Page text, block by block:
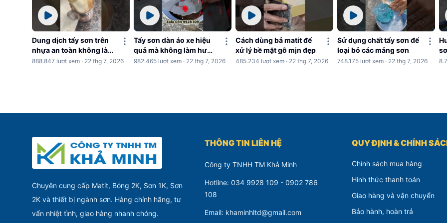
Dung dịch tẩy sơn trên
nhựa an toàn không làm
hư nhựa
888.847 lượt xem · 22 thg 7, 2026
Tẩy sơn dàn áo xe hiệu
quả mà không làm hư
nhựa
982.465 lượt xem · 22 thg 7, 2026
Cách dùng bả matit để
xử lý bề mặt gỗ mịn đẹp
485.234 lượt xem · 22 thg 7, 2026
Sử dụng chất tẩy sơn để
loại bỏ các mảng sơn
748.175 lượt xem · 22 thg 7, 2026
Chuyên cung cấp Matit, Bóng 2K, Sơn 1K, Sơn
2K và thiết bị ngành sơn. Hàng chính hãng, tư
vấn nhiệt tình, giao hàng nhanh chóng.
THÔNG TIN LIÊN HỆ
Công ty TNHH TM Khả Minh
Hotline: 034 9928 109 - 0902 786
108
Email: khaminhltd@gmail.com
QUY ĐỊNH & CHÍNH
Chính sách mua hàng
Hình thức thanh toán
Giao hàng và vận chuyển
Bảo hành, hoàn trả